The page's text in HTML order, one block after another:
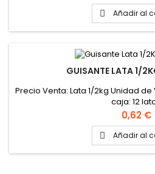
 Añadir al
GUISANTE LATA 1/
Precio Venta: Lata 1/2kg Unidad de
caja: 12
Precio
0,62 €
 Añadir al